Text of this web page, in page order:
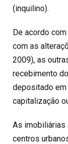
(inquilino).
De acordo
com as
2009), as
recebimento
depositado em
capitalização
As imobiliárias
centros